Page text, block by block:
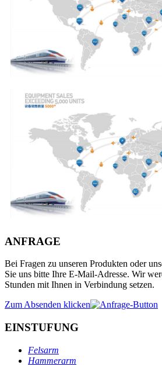
ANFRAGE
Bei Fragen zu unseren Produkten oder
Sie uns bitte Ihre E-Mail-Adresse. Wir
Stunden mit Ihnen in Verbindung setzen.
Zum Absenden klicken
EINSTUFUNG
Felsarm
Hammerarm